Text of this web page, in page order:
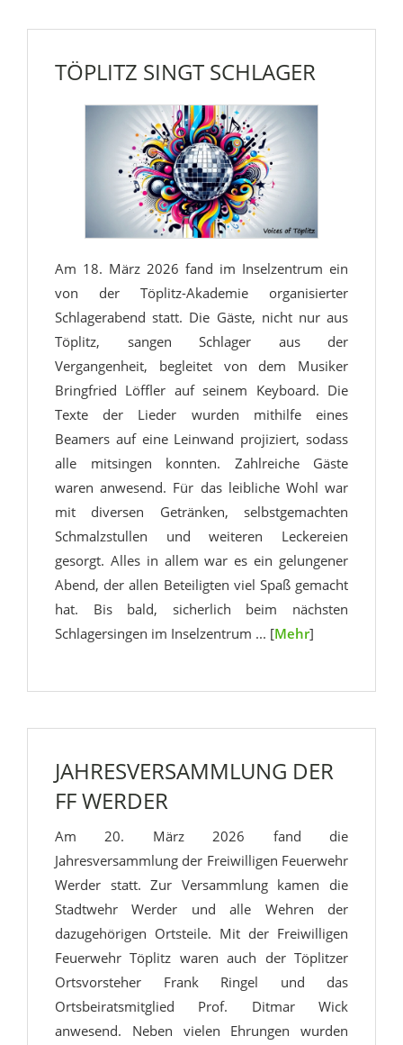
TÖPLITZ SINGT SCHLAGER
Am 18. März 2026 fand im Inselzentrum ein
von der Töplitz-Akademie organisierter
Schlagerabend statt. Die Gäste, nicht nur aus
Töplitz, sangen Schlager aus der
Vergangenheit, begleitet von dem Musiker
Bringfried Löffler auf seinem Keyboard. Die
Texte der Lieder wurden mithilfe eines
Beamers auf eine Leinwand projiziert, sodass
alle mitsingen konnten. Zahlreiche Gäste
waren anwesend. Für das leibliche Wohl war
mit diversen Getränken, selbstgemachten
Schmalzstullen und weiteren Leckereien
gesorgt. Alles in allem war es ein gelungener
Abend, der allen Beteiligten viel Spaß gemacht
hat. Bis bald, sicherlich beim nächsten
Schlagersingen im Inselzentrum ... [Mehr]
JAHRESVERSAMMLUNG DER
FF WERDER
Am 20. März 2026 fand die
Jahresversammlung der Freiwilligen Feuerwehr
Werder statt. Zur Versammlung kamen die
Stadtwehr Werder und alle Wehren der
dazugehörigen Ortsteile. Mit der Freiwilligen
Feuerwehr Töplitz waren auch der Töplitzer
Ortsvorsteher Frank Ringel und das
Ortsbeiratsmitglied Prof. Ditmar Wick
anwesend. Neben vielen Ehrungen wurden